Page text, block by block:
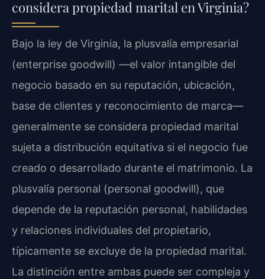
considera propiedad marital en Virginia?
Bajo la ley de Virginia, la plusvalía empresarial
(enterprise goodwill) —el valor intangible del
negocio basado en su reputación, ubicación,
base de clientes y reconocimiento de marca—
generalmente se considera propiedad marital
sujeta a distribución equitativa si el negocio fue
creado o desarrollado durante el matrimonio. La
plusvalía personal (personal goodwill), que
depende de la reputación personal, habilidades
y relaciones individuales del propietario,
típicamente se excluye de la propiedad marital.
La distinción entre ambas puede ser compleja y